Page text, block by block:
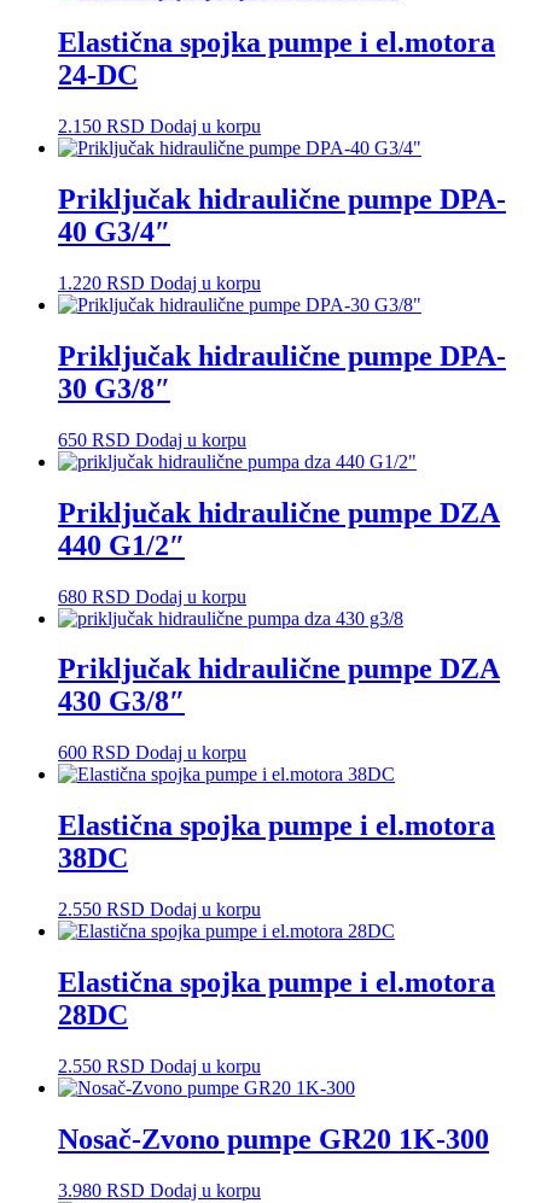
Elastična spojka pumpe i el.motora
24-DC
2.150 RSD Dodaj u korpu
Priključak hidraulične pumpe DPA-
40 G3/4″
1.220 RSD Dodaj u korpu
Priključak hidraulične pumpe DPA-
30 G3/8″
650 RSD Dodaj u korpu
Priključak hidraulične pumpe DZA
440 G1/2″
680 RSD Dodaj u korpu
Priključak hidraulične pumpe DZA
430 G3/8″
600 RSD Dodaj u korpu
Elastična spojka pumpe i el.motora
38DC
2.550 RSD Dodaj u korpu
Elastična spojka pumpe i el.motora
28DC
2.550 RSD Dodaj u korpu
Nosač-Zvono pumpe GR20 1K-300
3.980 RSD Dodaj u korpu